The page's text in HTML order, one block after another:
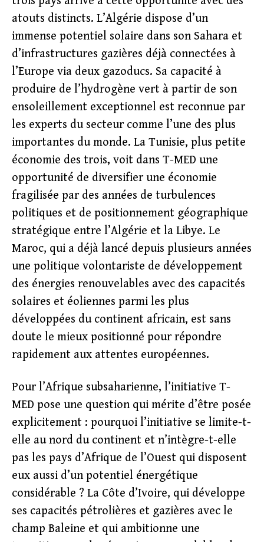
atouts distincts. L’Algérie dispose d’un
immense potentiel solaire dans son Sahara et
d’infrastructures gazières déjà connectées à
l’Europe via deux gazoducs. Sa capacité à
produire de l’hydrogène vert à partir de son
ensoleillement exceptionnel est reconnue par
les experts du secteur comme l’une des plus
importantes du monde. La Tunisie, plus petite
économie des trois, voit dans T-MED une
opportunité de diversifier une économie
fragilisée par des années de turbulences
politiques et de positionnement géographique
stratégique entre l’Algérie et la Libye. Le
Maroc, qui a déjà lancé depuis plusieurs années
une politique volontariste de développement
des énergies renouvelables avec des capacités
solaires et éoliennes parmi les plus
développées du continent africain, est sans
doute le mieux positionné pour répondre
rapidement aux attentes européennes.
Pour l’Afrique subsaharienne, l’initiative T-
MED pose une question qui mérite d’être posée
explicitement : pourquoi l’initiative se limite-t-
elle au nord du continent et n’intègre-t-elle
pas les pays d’Afrique de l’Ouest qui disposent
eux aussi d’un potentiel énergétique
considérable ? La Côte d’Ivoire, qui développe
ses capacités pétrolières et gazières avec le
champ Baleine et qui ambitionne une